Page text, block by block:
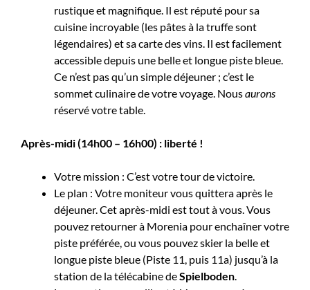
rustique et magnifique. Il est réputé pour sa
cuisine incroyable (les pâtes à la truffe sont
légendaires) et sa carte des vins. Il est facilement
accessible depuis une belle et longue piste bleue.
Ce n’est pas qu’un simple déjeuner ; c’est le
sommet culinaire de votre voyage. Nousaurons
réservé votre table.
Après-midi (14h00 – 16h00) : liberté !
Votre mission : C’est votre tour de victoire.
Le plan : Votre moniteur vous quittera après le
déjeuner. Cet après-midi est tout à vous. Vous
pouvez retourner à Morenia pour enchaîner votre
piste préférée, ou vous pouvez skier la belle et
longue piste bleue (Piste 11, puis 11a) jusqu’à la
station de la télécabine deSpielboden